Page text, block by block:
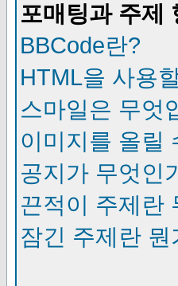
포매팅과 주제
BBCode란?
HTML을 사용
스마일은 무엇
이미지를 올릴
공지가 무엇인
끈적이 주제란
잠긴 주제란 뭔